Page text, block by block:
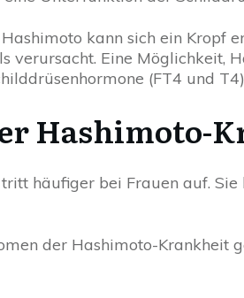
kann sich ein Kropf
verursacht. Eine Möglichkeit,
(FT4 und
Hashimoto-
häufiger bei Frauen auf.
der Hashimoto-Krankheit